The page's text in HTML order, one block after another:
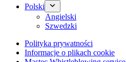
Polski
Angielski
Szwedzki
Polityka prywatności
Informacje o plikach cookie